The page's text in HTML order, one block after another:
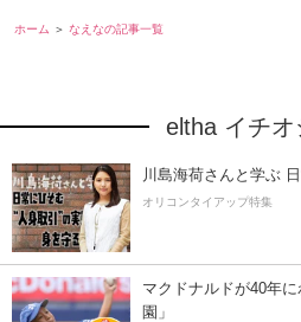
ホーム なえなの記事一覧
eltha イチオ
川島海荷さんと学ぶ
オリコンタイアップ特集
マクドナルドが40年
園」